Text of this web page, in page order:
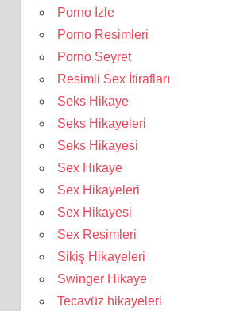
Porno İzle
Porno Resimleri
Porno Seyret
Resimli Sex İtirafları
Seks Hikaye
Seks Hikayeleri
Seks Hikayesi
Sex Hikaye
Sex Hikayeleri
Sex Hikayesi
Sex Resimleri
Sikiş Hikayeleri
Swinger Hikaye
Tecavüz hikayeleri